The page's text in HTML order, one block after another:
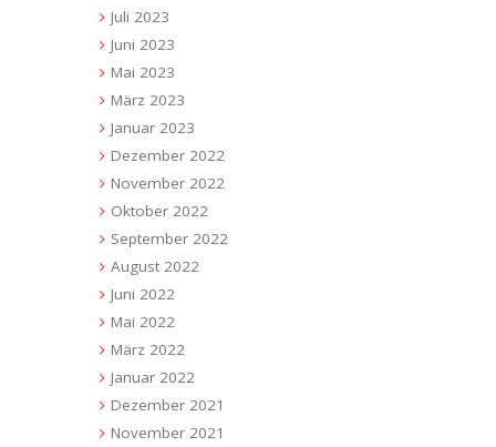
Juli 2023
Juni 2023
Mai 2023
März 2023
Januar 2023
Dezember 2022
November 2022
Oktober 2022
September 2022
August 2022
Juni 2022
Mai 2022
März 2022
Januar 2022
Dezember 2021
November 2021